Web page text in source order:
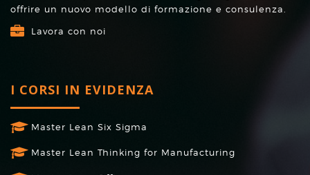
offrire un nuovo modello di formazione e consulenza.
Lavora con noi
I CORSI IN EVIDENZA
Master Lean Six Sigma
Master Lean Thinking for Manufacturing